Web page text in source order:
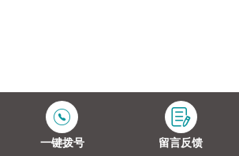
一键拨号 留言反馈